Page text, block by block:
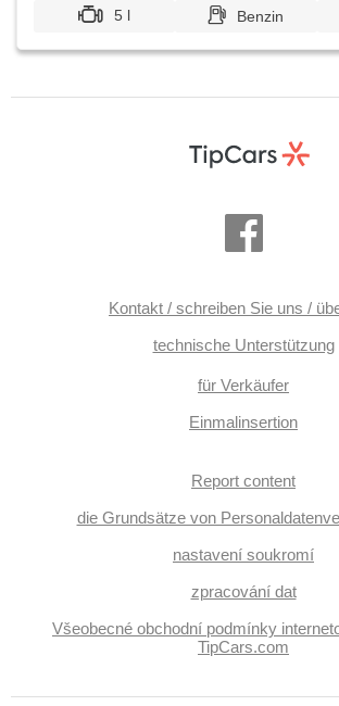
5 l
Benzin
Kontakt / schreiben Sie uns /
technische Unterstützung
für Verkäufer
Einmalinsertion
Report content
die Grundsätze von
nastavení soukromí
zpracování dat
Všeobecné obchodní podmínky
TipCars.com